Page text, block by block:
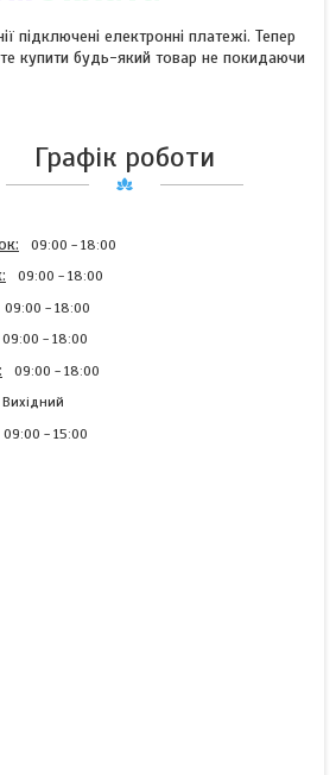
підключені електронні платежі. Тепер
купити будь-який товар не покидаючи
Графік роботи
09:00 18:00
09:00 18:00
09:00 18:00
09:00 18:00
09:00 18:00
Вихідний
09:00 15:00